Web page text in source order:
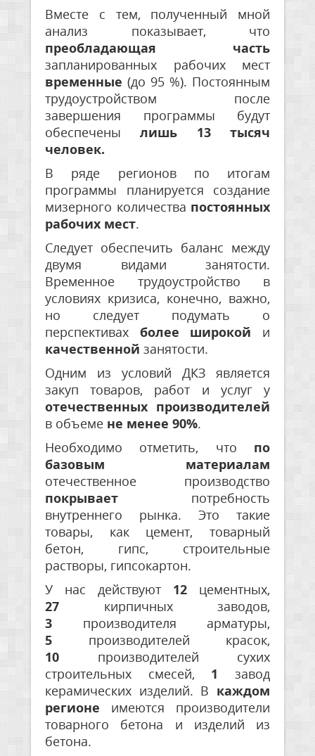
Вместе с тем, полученный мной
анализ показывает, что
преобладающая часть
запланированных рабочих мест
временные (до 95 %). Постоянным
трудоустройством после
завершения программы будут
обеспеченылишь 13 тысяч
человек.
В ряде регионов по итогам
программы планируется создание
мизерного количества постоянных
рабочих мест.
Следует обеспечить баланс между
двумя видами занятости.
Временное трудоустройство в
условиях кризиса, конечно, важно,
но следует подумать о
перспективах более широкой и
качественной занятости.
Одним из условий ДКЗ является
закуп товаров, работ и услуг у
отечественных производителей
в объеме не менее 90%.
Необходимо отметить, что по
базовым материалам
отечественное производство
покрывает потребность
внутреннего рынка. Это такие
товары, как цемент, товарный
бетон, гипс, строительные
растворы, гипсокартон.
У нас действуют 12 цементных,
27 кирпичных заводов,
3 производителя арматуры,
5 производителей красок,
10 производителей сухих
строительных смесей, 1 завод
керамических изделий. В каждом
регионе имеются производители
товарного бетона и изделий из
бетона.